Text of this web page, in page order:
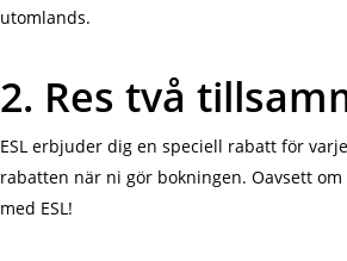
utomlands.
2. Res två
ESL erbjuder dig en speciell rabatt för
rabatten när ni gör bokningen. Oavsett
med ESL!